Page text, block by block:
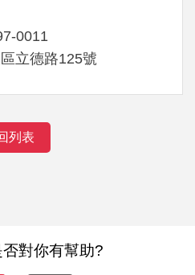
0011
立德路125號
列表
對你有幫助?